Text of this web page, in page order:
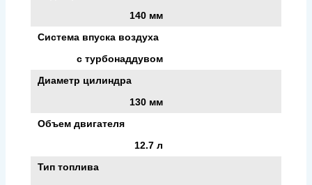
140 мм
Система впуска воздуха
с турбонаддувом
Диаметр цилиндра
130 мм
Объем двигателя
12.7 л
Тип топлива